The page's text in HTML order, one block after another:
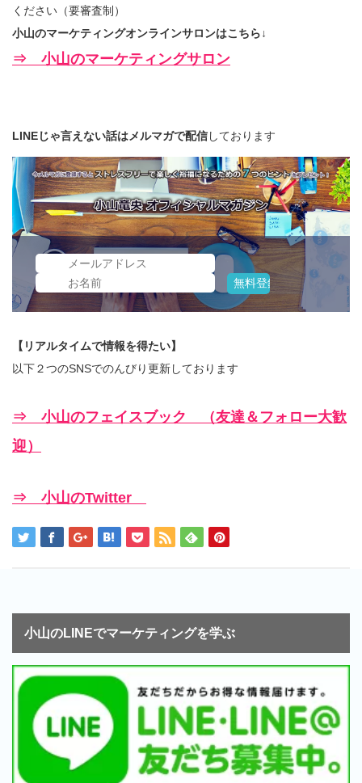
ください（要審査制）
小山のマーケティングオンラインサロンはこちら↓
⇒ 小山のマーケティングサロン
LINEじゃ言えない話はメルマガで配信しております
【リアルタイムで情報を得たい】
以下２つのSNSでのんびり更新しております
⇒ 小山のフェイスブック （友達＆フォロー大歓
迎）
⇒ 小山のTwitter
小山のLINEでマーケティングを学ぶ